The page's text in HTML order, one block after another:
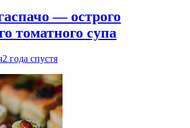
— острого
томатного супа
2 года спустя